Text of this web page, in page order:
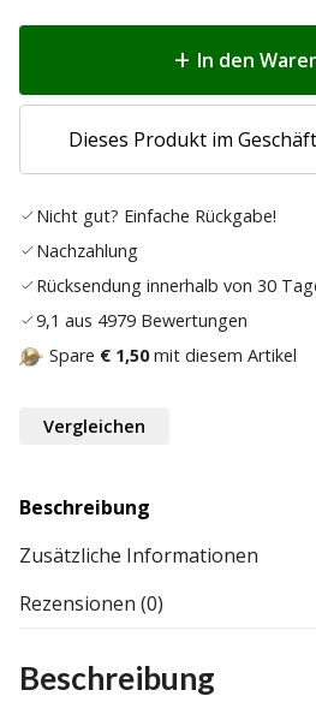
In den
Dieses Produkt im
Nicht gut? Einfache Rückgabe!
Nachzahlung
Rücksendung innerhalb von 30
9,1 aus 4979 Bewertungen
Spare € 1,50mit diesem Artikel
Vergleichen
Beschreibung
Zusätzliche Informationen
Rezensionen (0)
Beschreibung